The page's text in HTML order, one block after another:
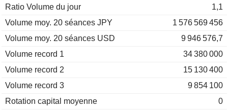
Ratio Volume du jour
1,1
Volume moy. 20 séances JPY
1 576 569 456
Volume moy. 20 séances USD
9 946 576,7
Volume record 1
34 380 000
Volume record 2
15 130 400
Volume record 3
9 854 100
Rotation capital moyenne
0